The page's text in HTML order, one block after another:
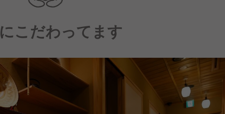
こだわってます